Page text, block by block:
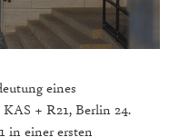
eines
+ R21, Berlin 24.
in einer ersten